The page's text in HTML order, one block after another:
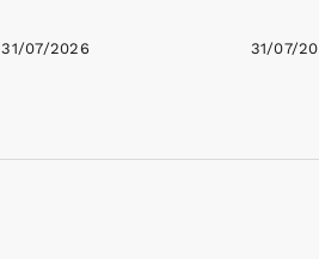
31/07/2026 31/07/